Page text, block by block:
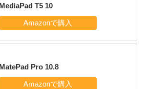
MediaPad T5 10
MatePad Pro 10.8